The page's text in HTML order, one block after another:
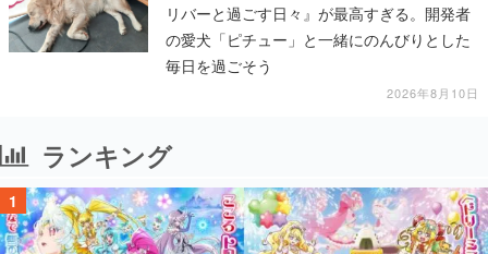
リバーと過ごす日々』が最高すぎる。開発者
の愛犬「ピチュー」と一緒にのんびりとした
毎日を過ごそう
2026年8月10日
ランキング
1